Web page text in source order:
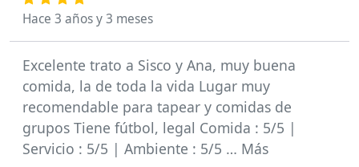
Hace 3 años y 3 meses
Excelente trato a Sisco y Ana, muy buena
comida, la de toda la vida Lugar muy
recomendable para tapear y comidas de
grupos Tiene fútbol, legal Comida : 5/5 |
Servicio : 5/5 | Ambiente : 5/5 … Más